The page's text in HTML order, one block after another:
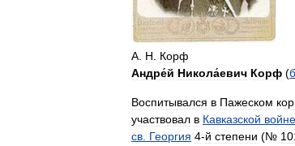
А Н
Корф
Андре́й Никола́евич Корф (
Воспитывался в Пажеском
участвовал в Кавказской войне
св Георгия 4-й степени (№